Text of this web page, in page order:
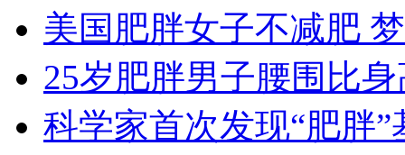
无痛分娩是否安全 医生回应
外交部：反对强权政治霸凌主义
外交部：有关国家言论片面不公正
美国肥胖女子不减肥
25岁肥胖男子腰围比
科学家首次发现“肥胖”